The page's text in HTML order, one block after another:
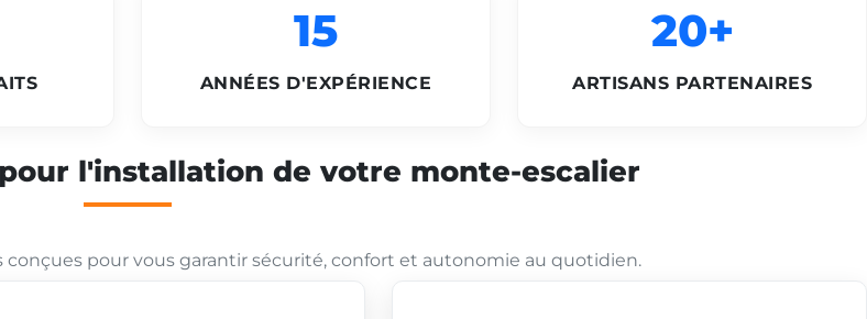
15
ANNÉES D'EXPÉRIENCE
20+
ARTISANS PARTENAIRES
l'installation de votre monte-escalier
pour vous garantir sécurité, confort et autonomie au quotidien.